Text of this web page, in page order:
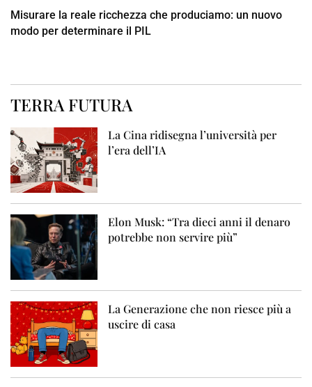
Misurare la reale ricchezza che produciamo: un nuovo
modo per determinare il PIL
TERRA FUTURA
La Cina ridisegna l’università per
l’era dell’IA
Elon Musk: “Tra dieci anni il denaro
potrebbe non servire più”
La Generazione che non riesce più a
uscire di casa